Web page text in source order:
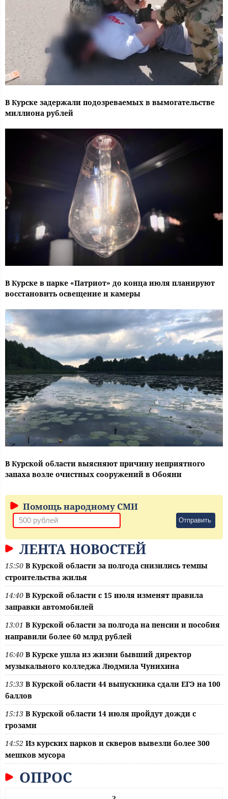
В Курске задержали подозреваемых в вымогательстве
миллиона рублей
В Курске в парке «Патриот» до конца июля планируют
восстановить освещение и камеры
В Курской области выясняют причину неприятного
запаха возле очистных сооружений в Обояни
Помощь народному СМИ
Отправить
ЛЕНТА НОВОСТЕЙ
15:50 В Курской области за полгода снизились темпы
строительства жилья
14:40 В Курской области с 15 июля изменят правила
заправки автомобилей
13:01 В Курской области за полгода на пенсии и пособия
направили более 60 млрд рублей
16:40 В Курске ушла из жизни бывший директор
музыкального колледжа Людмила Чунихина
15:33 В Курской области 44 выпускника сдали ЕГЭ на 100
баллов
15:13 В Курской области 14 июля пройдут дожди с
грозами
14:52 Из курских парков и скверов вывезли более 300
мешков мусора
ОПРОС